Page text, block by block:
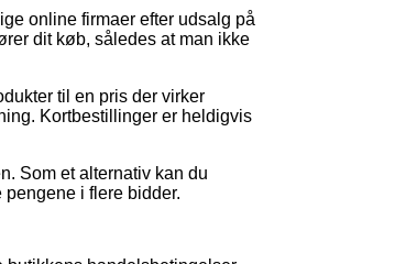
online firmaer efter udsalg på
dit køb, således at man ikke
til en pris der virker
Kortbestillinger er heldigvis
Som et alternativ kan du
i flere bidder.